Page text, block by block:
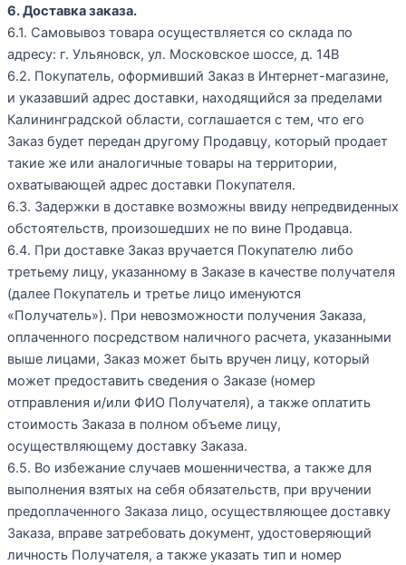
6. Доставка заказа.
6.1. Самовывоз товара осуществляется со склада по
адресу: г. Ульяновск, ул. Московское шоссе, д. 14В
6.2. Покупатель, оформивший Заказ в Интернет-магазине,
и указавший адрес доставки, находящийся за пределами
Калининградской области, соглашается с тем, что его
Заказ будет передан другому Продавцу, который продает
такие же или аналогичные товары на территории,
охватывающей адрес доставки Покупателя.
6.3. Задержки в доставке возможны ввиду непредвиденных
обстоятельств, произошедших не по вине Продавца.
6.4. При доставке Заказ вручается Покупателю либо
третьему лицу, указанному в Заказе в качестве получателя
(далее Покупатель и третье лицо именуются
«Получатель»). При невозможности получения Заказа,
оплаченного посредством наличного расчета, указанными
выше лицами, Заказ может быть вручен лицу, который
может предоставить сведения о Заказе (номер
отправления и/или ФИО Получателя), а также оплатить
стоимость Заказа в полном объеме лицу,
осуществляющему доставку Заказа.
6.5. Во избежание случаев мошенничества, а также для
выполнения взятых на себя обязательств, при вручении
предоплаченного Заказа лицо, осуществляющее доставку
Заказа, вправе затребовать документ, удостоверяющий
личность Получателя, а также указать тип и номер